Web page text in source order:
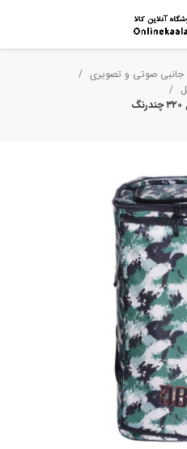
جانبی صوتی و تصویری